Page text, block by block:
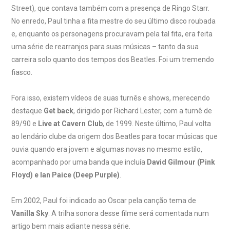
Street), que contava também com a presença de Ringo Starr.
No enredo, Paul tinha a fita mestre do seu último disco roubada
e, enquanto os personagens procuravam pela tal fita, era feita
uma série de rearranjos para suas músicas – tanto da sua
carreira solo quanto dos tempos dos Beatles. Foi um tremendo
fiasco.
Fora isso, existem vídeos de suas turnês e shows, merecendo
destaque Get back, dirigido por Richard Lester, com a turnê de
89/90 e Live at Cavern Club, de 1999. Neste último, Paul volta
ao lendário clube da origem dos Beatles para tocar músicas que
ouvia quando era jovem e algumas novas no mesmo estilo,
acompanhado por uma banda que incluía David Gilmour (Pink
Floyd) e Ian Paice (Deep Purple)
Em 2002, Paul foi indicado ao Oscar pela canção tema de
Vanilla Sky . A trilha sonora desse filme será comentada num
artigo bem mais adiante nessa série.